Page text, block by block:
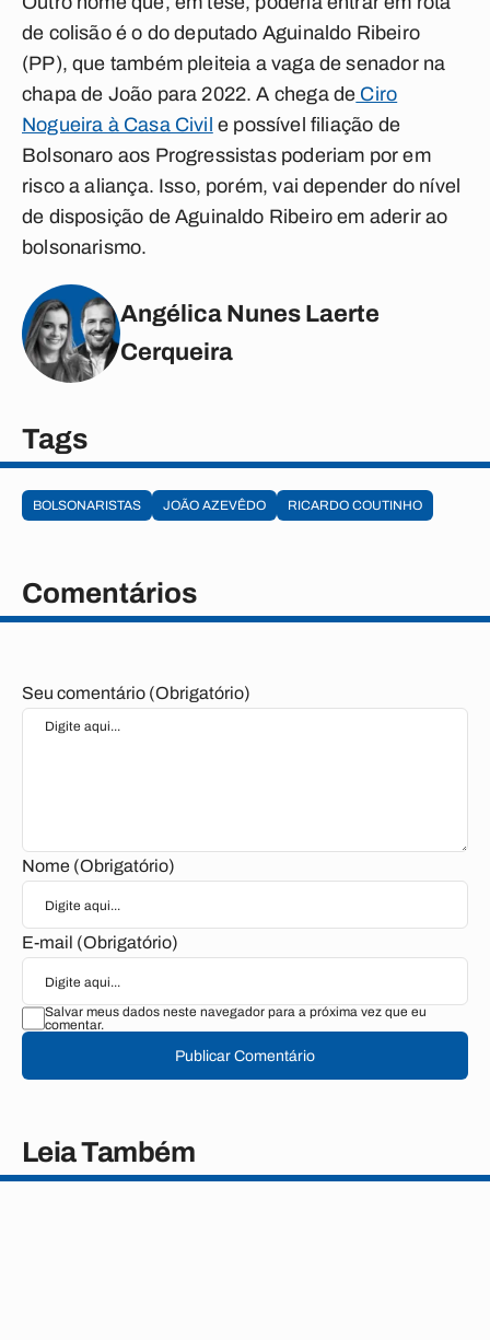
de colisão é o do deputado Aguinaldo Ribeiro
(PP), que também pleiteia a vaga de senador na
chapa de João para 2022. A chega de Ciro
Nogueira à Casa Civil e possível filiação de
Bolsonaro aos Progressistas poderiam por em
risco a aliança. Isso, porém, vai depender do nível
de disposição de Aguinaldo Ribeiro em aderir ao
bolsonarismo.
Angélica Nunes Laerte
Cerqueira
Tags
BOLSONARISTAS JOÃO AZEVÊDO RICARDO COUTINHO
Comentários
Seu comentário (Obrigatório)
Nome (Obrigatório)
E-mail (Obrigatório)
Salvar meus dados neste navegador para a próxima vez que eu
comentar.
Publicar Comentário
Leia Também